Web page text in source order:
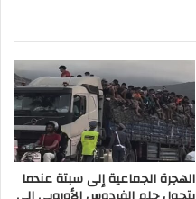
الهجرة الجماعية إلى سبتة عندما